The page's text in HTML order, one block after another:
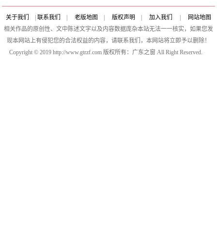
关于我们 联系我们 老版地图 版权声明 加入我们
网站地图
相关作品的原创性、文中陈述文字以及内容数据庞杂本站无法一一核实，如果您发
现本网站上有侵犯您的合法权益的内容，请联系我们，本网站将立即予以删除！
Copyright © 2019 http://www.gtrzf.com 版权所有：广东之窗 All Right Reserved.